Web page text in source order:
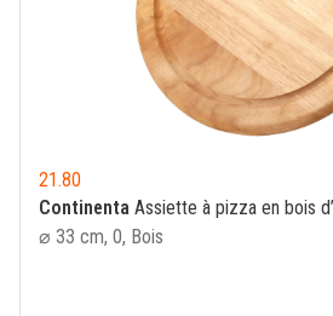
21.80
Continenta Assiette à pizza en bois
⌀ 33 cm, 0, Bois